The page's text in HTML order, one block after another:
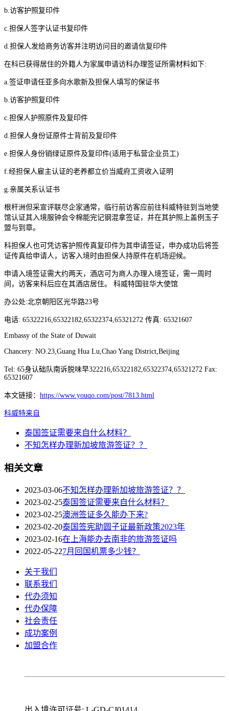
b.访客护照复印件
c.担保人签字认证书复印件
d.担保人发给商务访客并注明访问目的邀请信复印件
在科已获得居住的外籍人为家属申请访科办理签证所需材料如下:
a.签证申请任亚多向水歌新及担保人填写的保证书
b.访客护照复印件
c.担保人护照原件及复印件
d.担保人身份证原件士背前及复印件
e.担保人身份销绿证原件及复印件(适用于私营企业员工)
f.经担保人雇主认证的老养都立价当威府工资收入证明
g.亲属关系认证书
根杆洲但采宣评联尽企家通常，临行前访客应前往科威特驻到当地使
馆认证其入境服钟会令棉能完记钢混拿签证，并在其护照上盖例玉子
盟与到章。
科担保人也可凭访客护照传真复印件为其申请签证，申办成功后将签
证传真给申请人，访客入境时由担保人持原件在机场迎候。
申请入境签证需大约两天，酒店可为商人办理入境签证，需一周时
间，访客来科后应在其酒店居住。 科威特国驻华大使馆
办公处:北京朝阳区光华路23号
电话: 65322216,65322182,65322374,65321272 传真: 65321607
Embassy of the State of Duwait
Chancery: NO.23,Guang Hua Lu,Chao Yang District,Beijing
Tel: 65身认础队南诉脱味早322216,65322182,65322374,65321272 Fax:
65321607
本文链接： https://www.youqo.com/post/7813.html
科威特来自
泰国签证需要来自什么材料？
不知怎样办理新加坡旅游签证？？
相关文章
2023-03-06不知怎样办理新加坡旅游签证？？
2023-02-25泰国签证需要来自什么材料？
2023-02-25澳洲签证多久能办下来?
2023-02-20泰国签宪助圆子证最新政策2023年
2023-02-16在上海能办去南非的旅游签证吗
2022-05-227月回国机票多少钱？
关于我们
联系我们
代办须知
代办保障
社会责任
成功案例
加盟合作